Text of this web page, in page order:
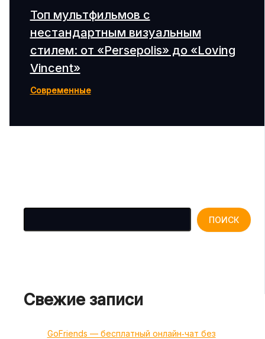
ПОИСК
Свежие записи
GoFriends — бесплатный онлайн‑чат без
Топ мультфильмов с
нестандартным визуальным
стилем: от «Persepolis» до «Loving
Vincent»
Современные